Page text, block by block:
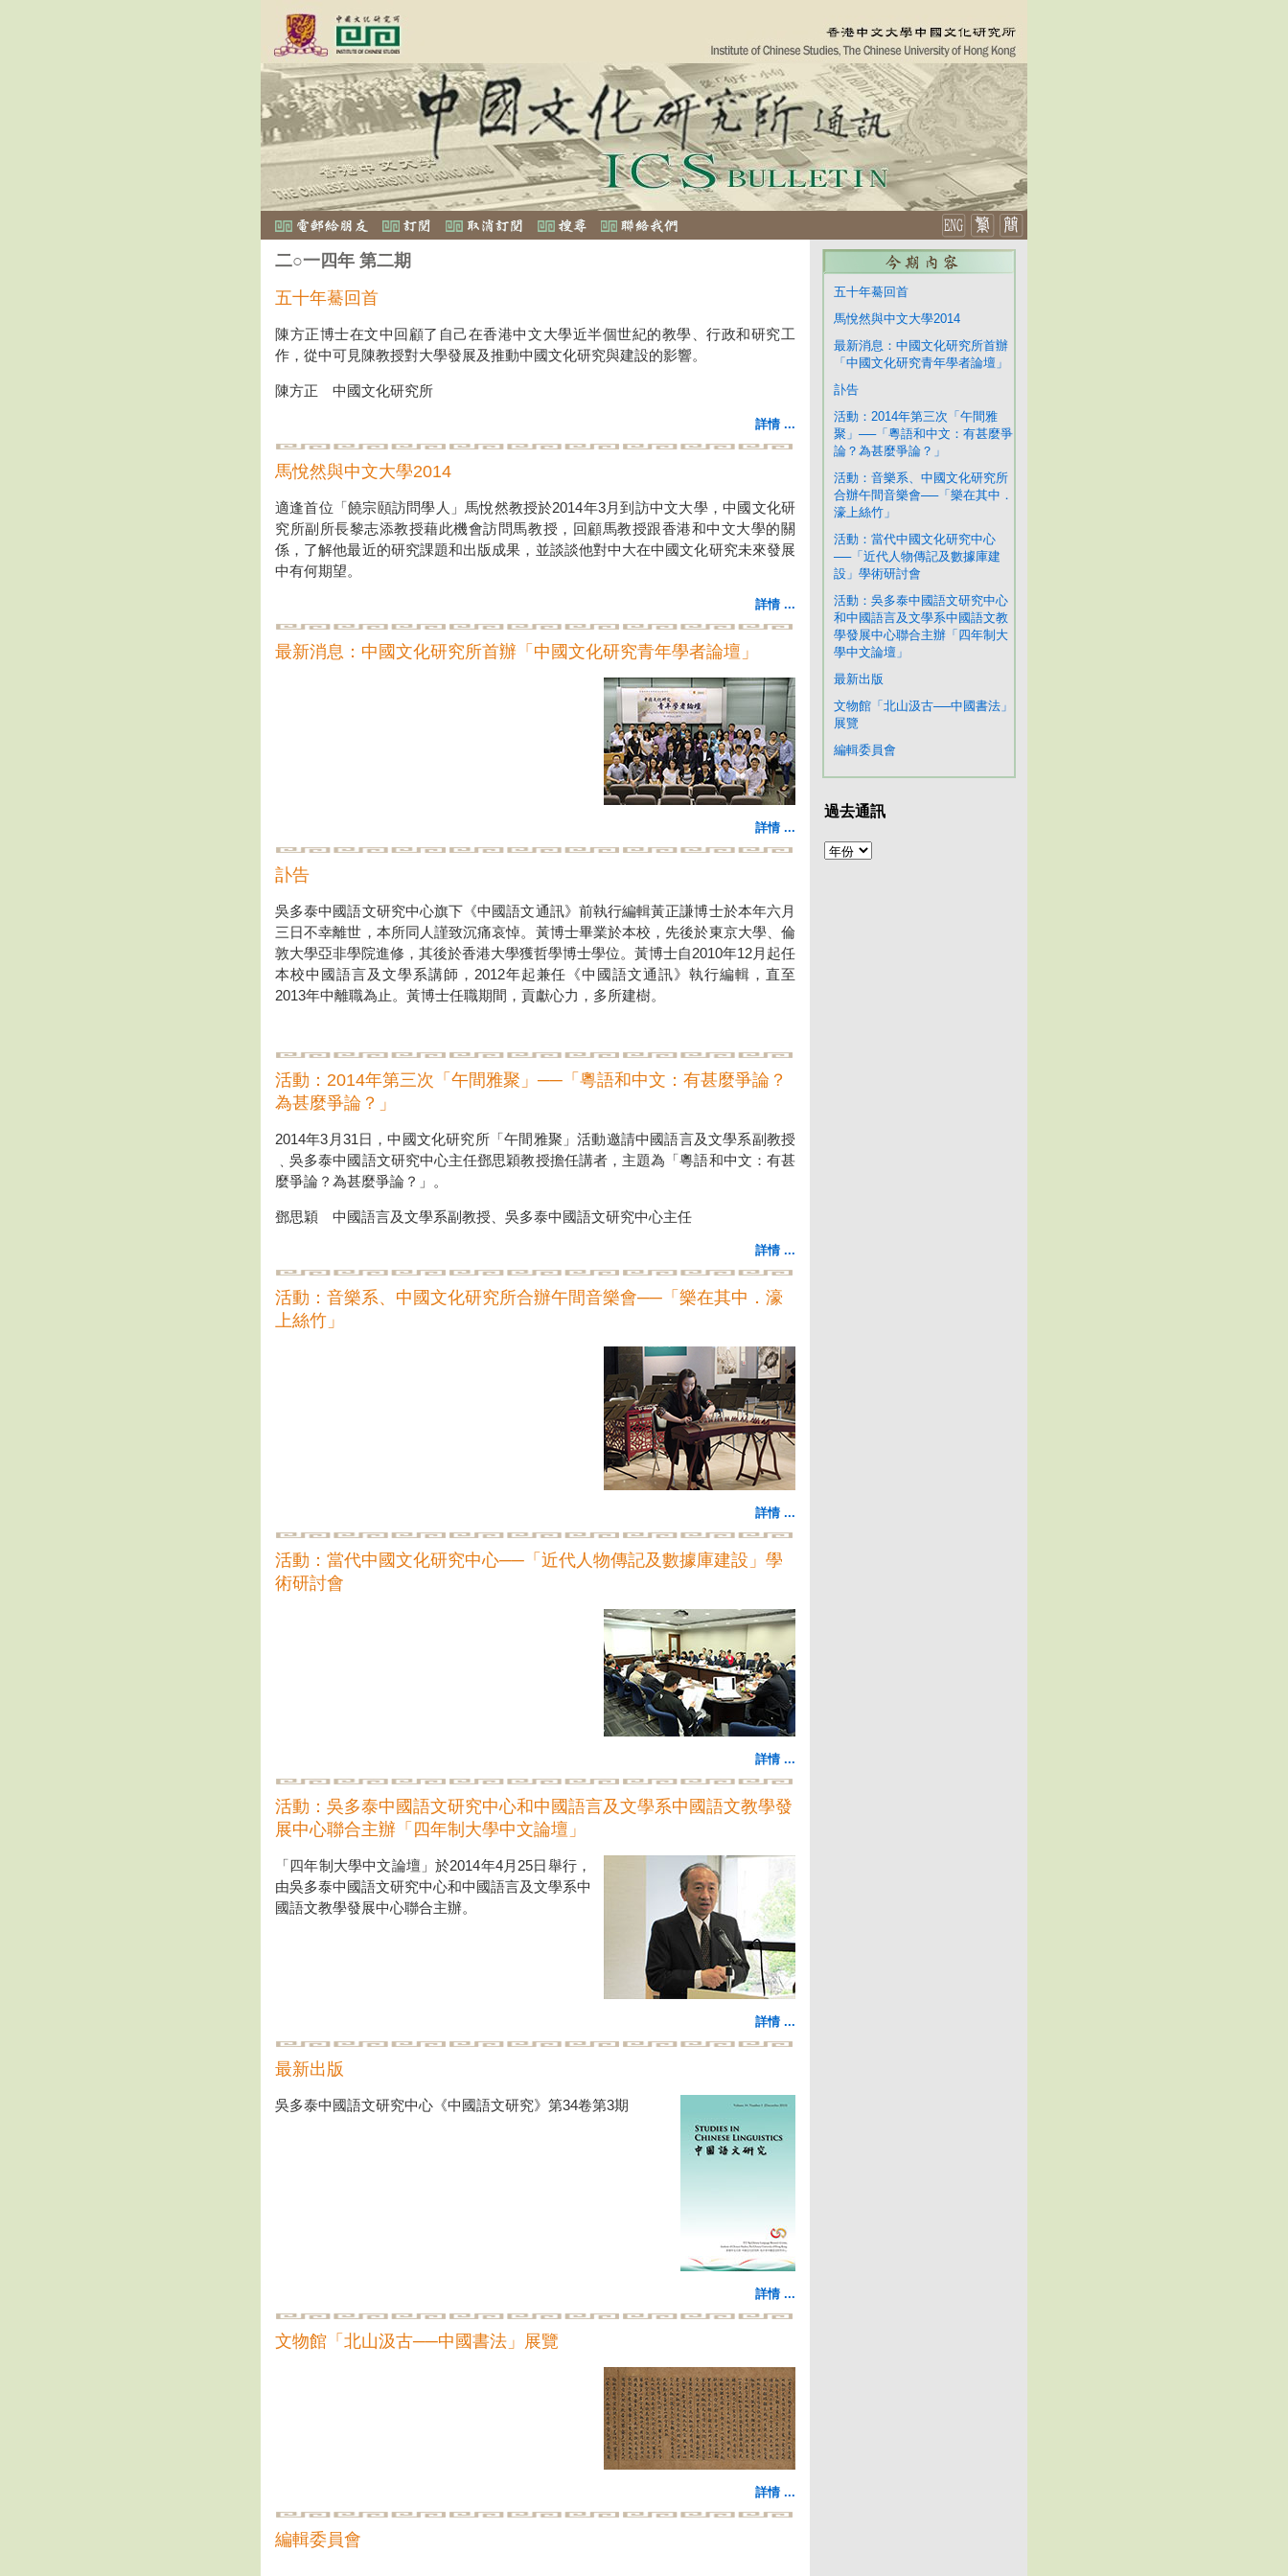
二○一四年 第二期
五十年驀回首
陳方正博士在文中回顧了自己在香港中文大學近半個世紀的教學、行政和研究工
作，從中可見陳教授對大學發展及推動中國文化研究與建設的影響。
陳方正 中國文化研究所
詳情 ...
馬悅然與中文大學2014
適逢首位「饒宗頤訪問學人」馬悅然教授於2014年3月到訪中文大學，中國文化研
究所副所長黎志添教授藉此機會訪問馬教授，回顧馬教授跟香港和中文大學的關
係，了解他最近的研究課題和出版成果，並談談他對中大在中國文化研究未來發展
中有何期望。
詳情 ...
最新消息：中國文化研究所首辦「中國文化研究青年學者論壇」
詳情 ...
訃告
吳多泰中國語文研究中心旗下《中國語文通訊》前執行編輯黃正謙博士於本年六月
三日不幸離世，本所同人謹致沉痛哀悼。黃博士畢業於本校，先後於東京大學、倫
敦大學亞非學院進修，其後於香港大學獲哲學博士學位。黃博士自2010年12月起任
本校中國語言及文學系講師，2012年起兼任《中國語文通訊》執行編輯，直至
2013年中離職為止。黃博士任職期間，貢獻心力，多所建樹。
活動：2014年第三次「午間雅聚」──「粵語和中文：有甚麼爭論？
為甚麼爭論？」
2014年3月31日，中國文化研究所「午間雅聚」活動邀請中國語言及文學系副教授
﹑吳多泰中國語文研究中心主任鄧思穎教授擔任講者，主題為「粵語和中文：有甚
麼爭論？為甚麼爭論？」。
鄧思穎 中國語言及文學系副教授、吳多泰中國語文研究中心主任
詳情 ...
活動：音樂系、中國文化研究所合辦午間音樂會──「樂在其中．濠
上絲竹」
詳情 ...
活動：當代中國文化研究中心──「近代人物傳記及數據庫建設」學
術研討會
詳情 ...
活動：吳多泰中國語文研究中心和中國語言及文學系中國語文教學發
展中心聯合主辦「四年制大學中文論壇」
「四年制大學中文論壇」於2014年4月25日舉行，
由吳多泰中國語文研究中心和中國語言及文學系中
國語文教學發展中心聯合主辦。
詳情 ...
最新出版
吳多泰中國語文研究中心《中國語文研究》第34卷第3期
詳情 ...
文物館「北山汲古──中國書法」展覽
詳情 ...
編輯委員會
五十年驀回首
馬悅然與中文大學2014
最新消息：中國文化研究所首辦
「中國文化研究青年學者論壇」
訃告
活動：2014年第三次「午間雅
聚」──「粵語和中文：有甚麼爭
論？為甚麼爭論？」
活動：音樂系、中國文化研究所
合辦午間音樂會──「樂在其中．
濠上絲竹」
活動：當代中國文化研究中心
──「近代人物傳記及數據庫建
設」學術研討會
活動：吳多泰中國語文研究中心
和中國語言及文學系中國語文教
學發展中心聯合主辦「四年制大
學中文論壇」
最新出版
文物館「北山汲古──中國書法」
展覽
編輯委員會
過去通訊